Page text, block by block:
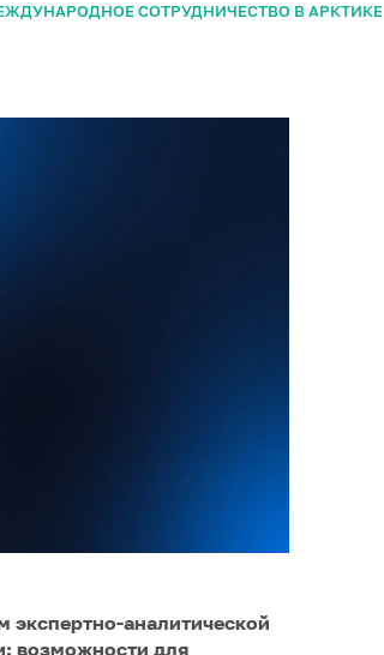
СОТРУДНИЧЕСТВО В АРКТИКЕ
аналитической
возможности для